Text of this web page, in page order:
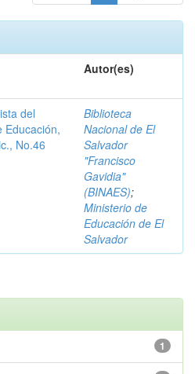
Autor(es)
del
Educación,
No.46
Biblioteca
Nacional de El
Salvador
"Francisco
Gavidia"
(BINAES);
Ministerio de
Educación de El
Salvador
1